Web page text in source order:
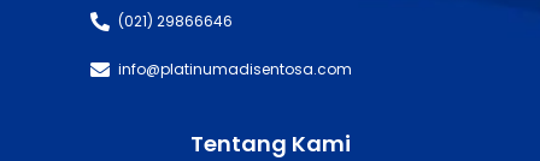
(021) 29866646
info@platinumadisentosa.com
Tentang Kami